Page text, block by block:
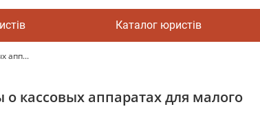
Каталог юристів
апп...
кассовых аппаратах для малого